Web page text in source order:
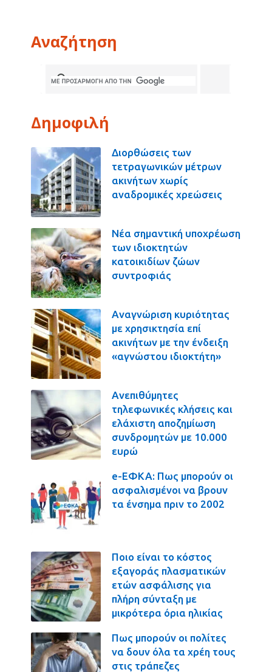
Αναζήτηση
Δημοφιλή
Διορθώσεις των
τετραγωνικών μέτρων
ακινήτων χωρίς
αναδρομικές χρεώσεις
Νέα σημαντική υποχρέωση
των ιδιοκτητών
κατοικιδίων ζώων
συντροφιάς
Αναγνώριση κυριότητας
με χρησικτησία επί
ακινήτων με την ένδειξη
«αγνώστου ιδιοκτήτη»
Ανεπιθύμητες
τηλεφωνικές κλήσεις και
ελάχιστη αποζημίωση
συνδρομητών με 10.000
ευρώ
e-ΕΦΚΑ: Πως μπορούν οι
ασφαλισμένοι να βρουν
τα ένσημα πριν το 2002
Ποιο είναι το κόστος
εξαγοράς πλασματικών
ετών ασφάλισης για
πλήρη σύνταξη με
μικρότερα όρια ηλικίας
Πως μπορούν οι πολίτες
να δουν όλα τα χρέη τους
στις τράπεζες